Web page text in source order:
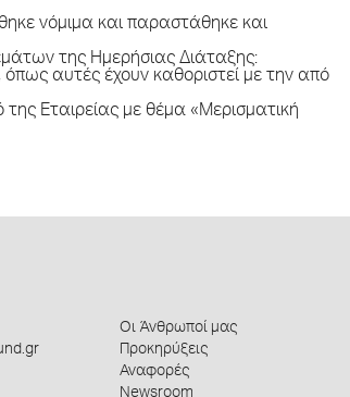
νόμιμα και παραστάθηκε και
της Ημερήσιας Διάταξης:
αυτές έχουν καθοριστεί με την από
Εταιρείας με θέμα «Μερισματική
Οι Άνθρωποί μας
Προκηρύξεις
Αναφορές
Newsroom